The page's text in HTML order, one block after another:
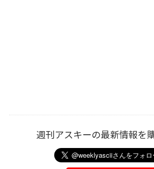
週刊アスキーの最新情報を